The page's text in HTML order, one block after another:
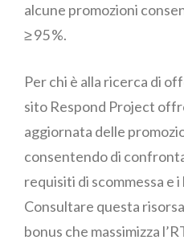
alcune promozioni
≥ 95 %.
Per chi è alla ricerca di
sito Respond Project
aggiornata delle
consentendo di
requisiti di scommessa e
Consultare questa
bonus che massimizza